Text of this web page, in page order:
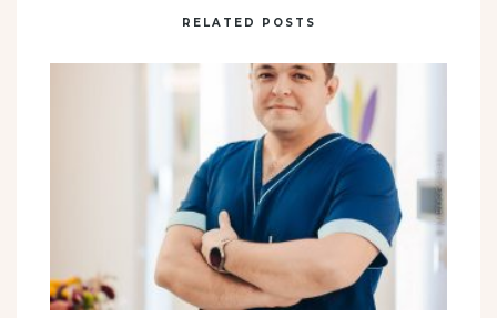
RELATED POSTS